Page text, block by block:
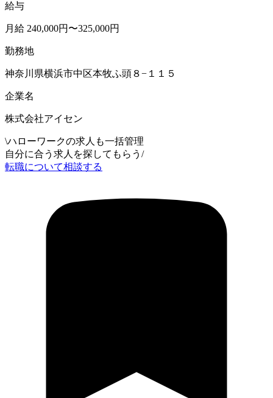
給与
月給 240,000円〜325,000円
勤務地
神奈川県横浜市中区本牧ふ頭８−１１５
企業名
株式会社アイセン
\ハローワークの求人も一括管理
自分に合う求人を探してもらう /
転職について相談する